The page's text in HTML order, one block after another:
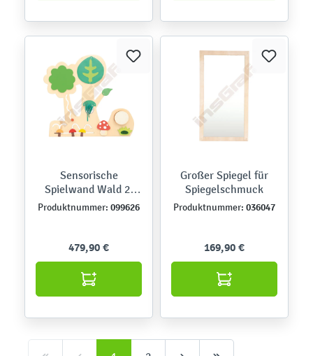
Sensorische
Spielwand Wald 2,
mit Pilzen
Produktnummer: 099626
479,90 €
Großer Spiegel für
Spiegelschmuck
Produktnummer: 036047
169,90 €